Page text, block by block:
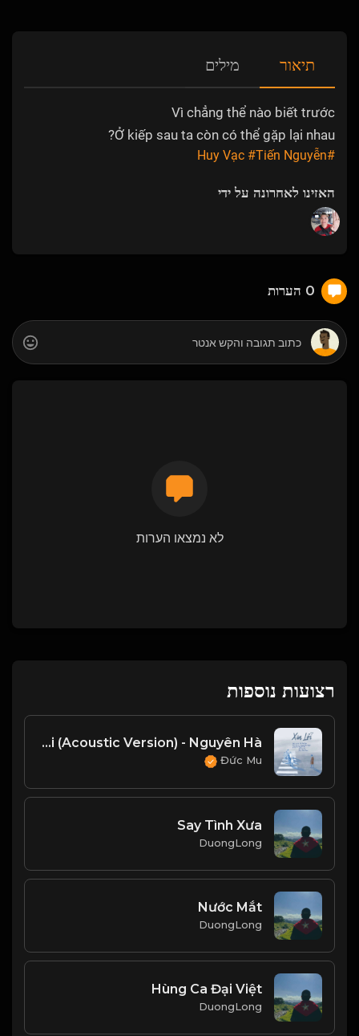
תיאור מילים
Vì chẳng thể nào biết trước
Ở kiếp sau ta còn có thể gặp lại nhau?
#Huy Vạc
#Tiến Nguyễn
האזינו לאחרונה על ידי
0 הערות
לא נמצאו הערות
רצועות נוספות
Xin Lỗi (Acoustic Version) - Nguyên Hà
Đức Mu
Say Tình Xưa
DuongLong
Nước Mắt
DuongLong
Hùng Ca Đại Việt
DuongLong